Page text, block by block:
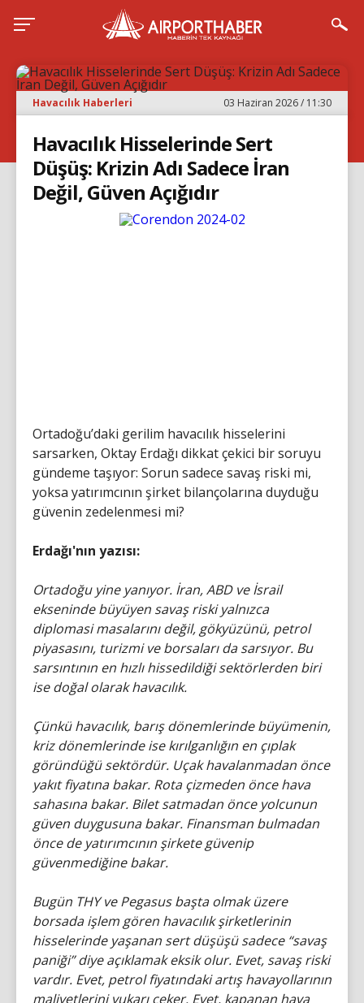
Havacılık Haberleri 03 Haziran 2026 / 11:30
Havacılık Hisselerinde Sert
Düşüş: Krizin Adı Sadece İran
Değil, Güven Açığıdır
Ortadoğu’daki gerilim havacılık hisselerini
sarsarken, Oktay Erdağı dikkat çekici bir soruyu
gündeme taşıyor: Sorun sadece savaş riski mi,
yoksa yatırımcının şirket bilançolarına duyduğu
güvenin zedelenmesi mi?
Erdağı'nın yazısı:
Ortadoğu yine yanıyor. İran, ABD ve İsrail
ekseninde büyüyen savaş riski yalnızca
diplomasi masalarını değil, gökyüzünü, petrol
piyasasını, turizmi ve borsaları da sarsıyor. Bu
sarsıntının en hızlı hissedildiği sektörlerden biri
ise doğal olarak havacılık.
Çünkü havacılık, barış dönemlerinde büyümenin,
kriz dönemlerinde ise kırılganlığın en çıplak
göründüğü sektördür. Uçak havalanmadan önce
yakıt fiyatına bakar. Rota çizmeden önce hava
sahasına bakar. Bilet satmadan önce yolcunun
güven duygusuna bakar. Finansman bulmadan
önce de yatırımcının şirkete güvenip
güvenmediğine bakar.
Bugün THY ve Pegasus başta olmak üzere
borsada işlem gören havacılık şirketlerinin
hisselerinde yaşanan sert düşüşü sadece “savaş
paniği” diye açıklamak eksik olur. Evet, savaş riski
vardır. Evet, petrol fiyatındaki artış havayollarının
maliyetlerini yukarı çeker. Evet, kapanan hava